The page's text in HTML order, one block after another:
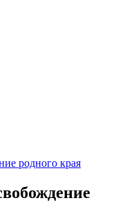
родного края